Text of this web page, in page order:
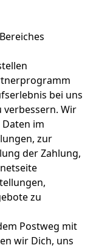
bei uns
Wir
im
zur
der Zahlung,
zu
Postweg mit
wir Dich, uns